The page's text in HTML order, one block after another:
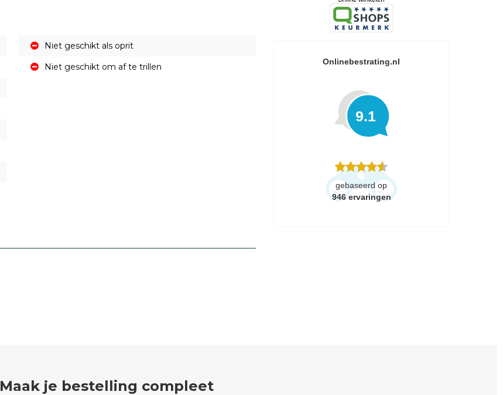
Niet geschikt als oprit
Niet geschikt om af te trillen
Onlinebestrating.nl
9.1
gebaseerd op
946 ervaringen
Maak je bestelling compleet